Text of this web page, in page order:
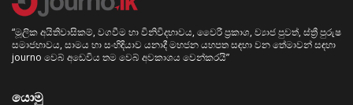
“මූලික අයිතිවාසිකම්, වගවීම හා විනිවිදභාවය, වෛරී ප්‍රකාශ, ව්‍යාජ පුවත්, ස්ත්‍රී පුරුෂ
සමාජභාවය, සාමය හා සංහිඳියාව යනාදී මහජන යහපත සඳහා වන තේමාවන් සඳහා
journo වෙබ් අඩෙවිය තම වෙබ් අවකාශය වෙන්කරයි”
යොමු